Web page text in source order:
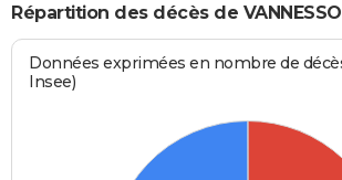
Répartition des décès de
Données exprimées en nombre de
Insee)